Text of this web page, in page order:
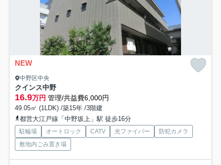
NEW
中野区中央
クインス中野
16.9万円 管理/共益費6,000円
49.05㎡ (1LDK) /築15年 /3階建
都営大江戸線「中野坂上」駅 徒歩16分
駐輪場 オートロック CATV 光ファイバー
防犯カメラ
敷地内ごみ置き場